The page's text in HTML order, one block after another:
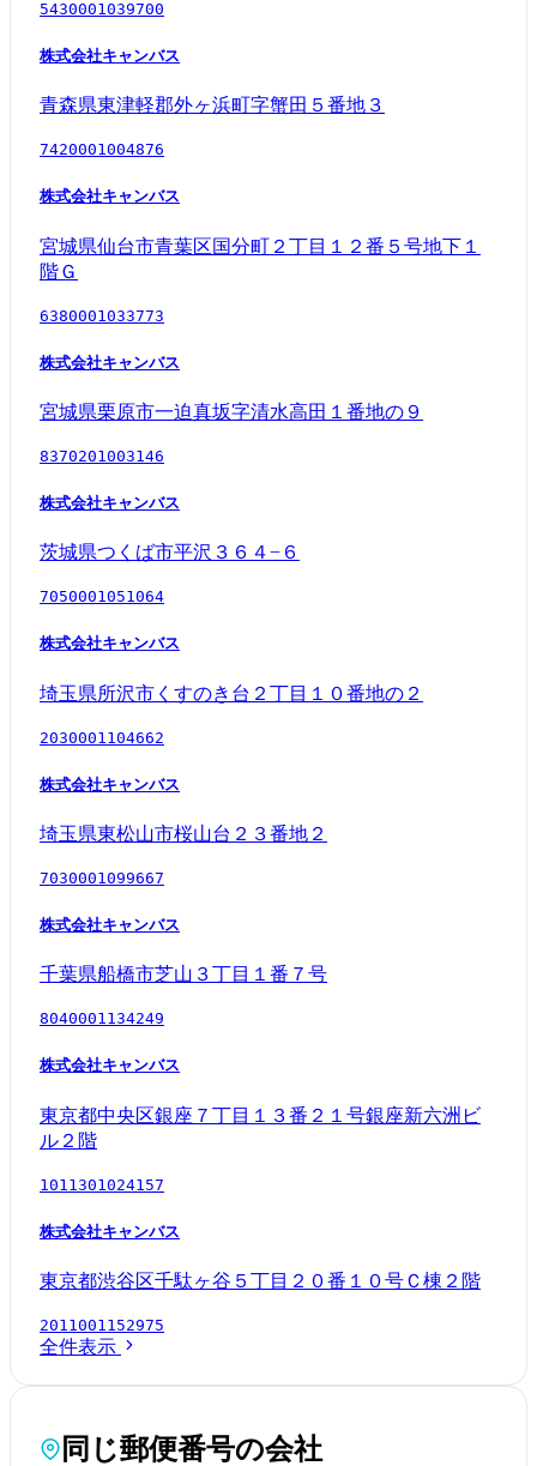
5430001039700
株式会社キャンバス
青森県東津軽郡外ヶ浜町字蟹田５番地３
7420001004876
株式会社キャンバス
宮城県仙台市青葉区国分町２丁目１２番５号地下１
階Ｇ
6380001033773
株式会社キャンバス
宮城県栗原市一迫真坂字清水高田１番地の９
8370201003146
株式会社キャンバス
茨城県つくば市平沢３６４−６
7050001051064
株式会社キャンバス
埼玉県所沢市くすのき台２丁目１０番地の２
2030001104662
株式会社キャンバス
埼玉県東松山市桜山台２３番地２
7030001099667
株式会社キャンバス
千葉県船橋市芝山３丁目１番７号
8040001134249
株式会社キャンバス
東京都中央区銀座７丁目１３番２１号銀座新六洲ビ
ル２階
1011301024157
株式会社キャンバス
東京都渋谷区千駄ヶ谷５丁目２０番１０号Ｃ棟２階
2011001152975
全件表示
同じ郵便番号の会社